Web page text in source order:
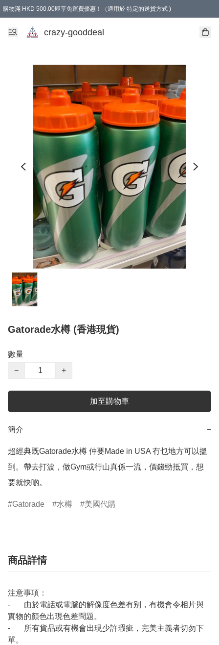
購物滿 HKD 500.00即享免運費優惠！（適用於 特定的送貨方式 )
成為會員可享免費禮品
crazy-gooddeal
Gatorade水樽 (香港現貨)
數量
−
+
加至購物車
簡介 −
超經典既Gatorade水樽 仲要Made in USA 冇乜地方可以搵
到。帶去打波，做Gym或行山真係一流，價錢勁抵買，想
要就快啲。
Gatorade 水樽 美國代購
商品詳情
注意事項：
- 由於電話或電腦的解像度色差有别，有機會令相片與
實物的顏色出現色差問題。
- 所有貨品或有機會出現少許瑕疵，完美主義者切勿下
單。